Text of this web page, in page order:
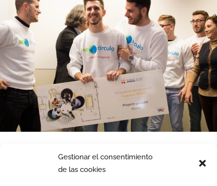
Gestionar el consentimiento
de las cookies